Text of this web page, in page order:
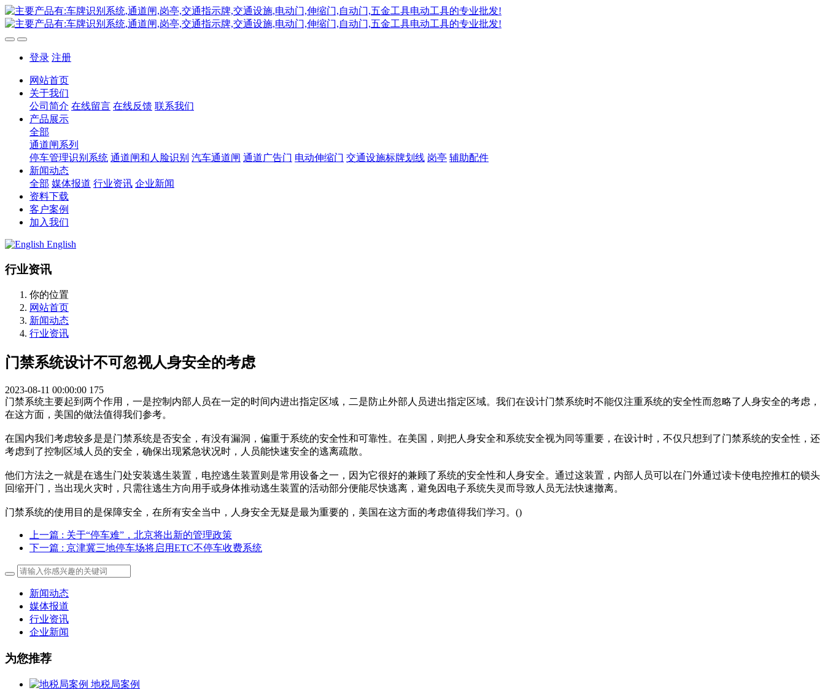
登录 注册
网站首页
关于我们
公司简介 在线留言 在线反馈 联系我们
产品展示
全部
通道闸系列
停车管理识别系统 通道闸和人脸识别 汽车通道闸 通道广告门 电动伸缩门 交通设施标牌划线 岗亭 辅助配件
新闻动态
全部 媒体报道 行业资讯 企业新闻
资料下载
客户案例
加入我们
English
行业资讯
你的位置
网站首页
新闻动态
行业资讯
门禁系统设计不可忽视人身安全的考虑
2023-08-11 00:00:00 175
门禁系统主要起到两个作用，一是控制内部人员在一定的时间内进出指定区域，二是防止外部人员进出指定区域。我们在设计门禁系统时不能仅注重系统的安全性而忽略了人身安全的考虑，
在这方面，美国的做法值得我们参考。
在国内我们考虑较多是是门禁系统是否安全，有没有漏洞，偏重于系统的安全性和可靠性。在美国，则把人身安全和系统安全视为同等重要，在设计时，不仅只想到了门禁系统的安全性，还
考虑到了控制区域人员的安全，确保出现紧急状况时，人员能快速安全的逃离疏散。
他们方法之一就是在逃生门处安装逃生装置，电控逃生装置则是常用设备之一，因为它很好的兼顾了系统的安全性和人身安全。通过这装置，内部人员可以在门外通过读卡使电控推杠的锁头
回缩开门，当出现火灾时，只需往逃生方向用手或身体推动逃生装置的活动部分便能尽快逃离，避免因电子系统失灵而导致人员无法快速撤离。
门禁系统的使用目的是保障安全，在所有安全当中，人身安全无疑是最为重要的，美国在这方面的考虑值得我们学习。()
上一篇 : 关于“停车难”，北京将出新的管理政策
下一篇 : 京津冀三地停车场将启用ETC不停车收费系统
新闻动态
媒体报道
行业资讯
企业新闻
为您推荐
地税局案例